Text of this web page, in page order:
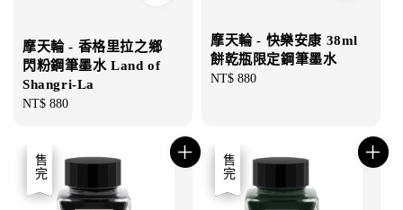
摩天輪 - 香格里拉之鄉
閃粉鋼筆墨水 Land of
Shangri-La
Regular
NT$ 880
摩天輪 - 快樂安康 38ml
餅乾瓶限定鋼筆墨水
Regular
NT$ 880
優惠
售完 優惠
售完